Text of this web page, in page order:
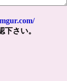
下さい。